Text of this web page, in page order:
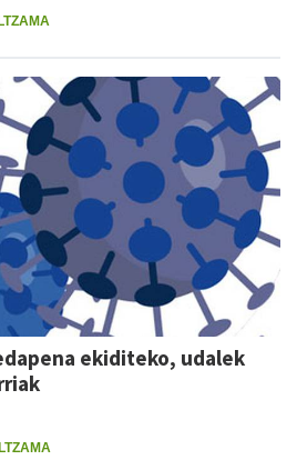
ekiditeko, udalek